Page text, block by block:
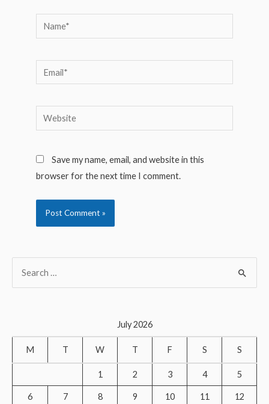
Name*
Email*
Website
Save my name, email, and website in this
browser for the next time I comment.
c
o
July 2026
M T W T F S S
1 2 3 4 5
6 7 8 9 10 11 12